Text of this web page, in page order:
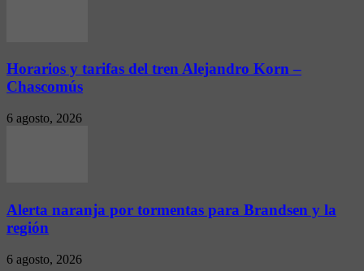
Horarios y tarifas del tren Alejandro Korn –
Chascomús
6 agosto, 2026
Alerta naranja por tormentas para Brandsen y la
región
6 agosto, 2026